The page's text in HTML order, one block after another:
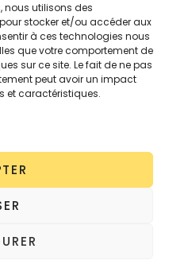
nous utilisons des
stocker et/ou accéder aux
à ces technologies nous
que votre comportement de
sur ce site. Le fait de ne pas
peut avoir un impact
et caractéristiques.
COMMERCIALE